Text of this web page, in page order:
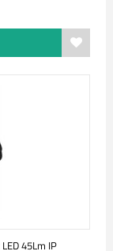
45Lm IP